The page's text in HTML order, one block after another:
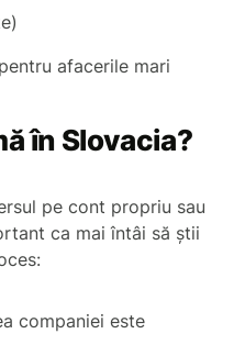
afacerile mari
în Slovacia?
pe cont propriu sau
ca mai întâi să știi
companiei este